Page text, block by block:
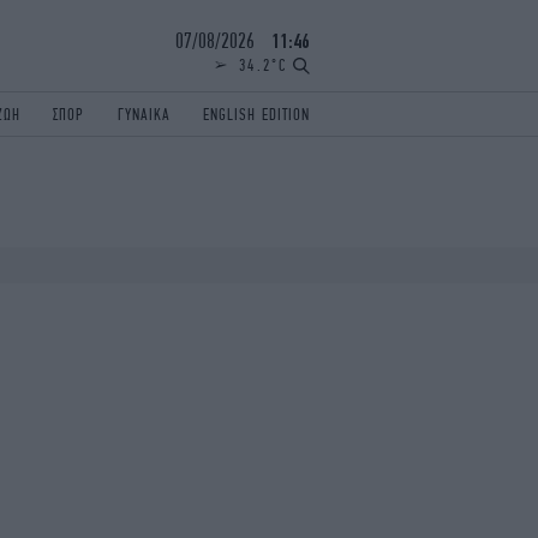
07/08/2026 11:46
34.2°C
ΣΠΟΡ ΓΥΝΑΙΚΑ ENGLISH EDITION